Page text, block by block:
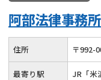
阿部法律事務
住所 〒992-
最寄り駅 JR「米